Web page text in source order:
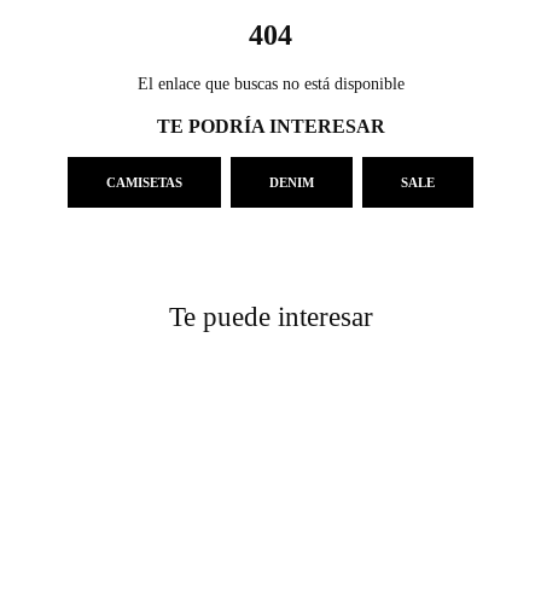
404
El enlace que buscas no está disponible
TE PODRÍA INTERESAR
CAMISETAS DENIM SALE
Te puede interesar